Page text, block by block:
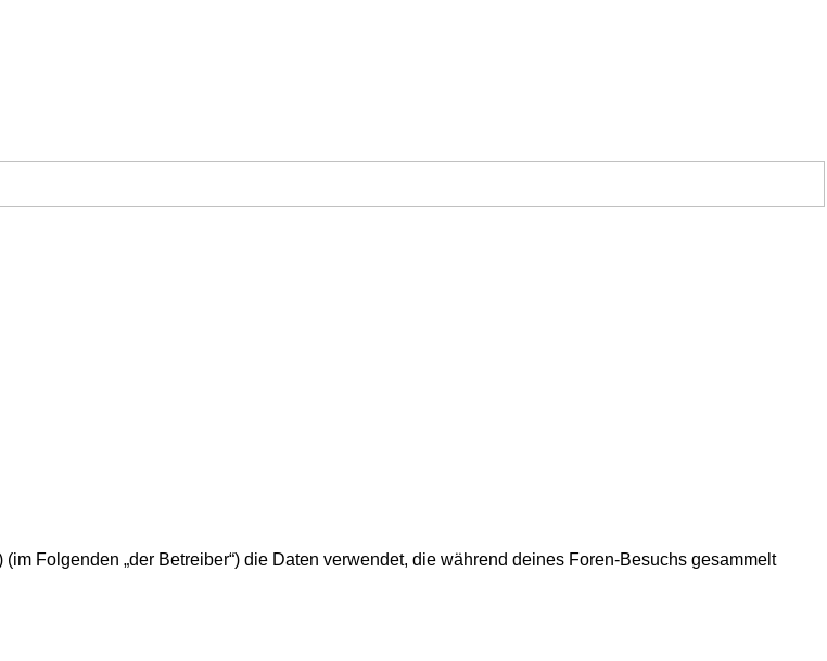
Folgenden „der Betreiber“) die Daten verwendet, die während deines Foren-Besuchs gesammelt